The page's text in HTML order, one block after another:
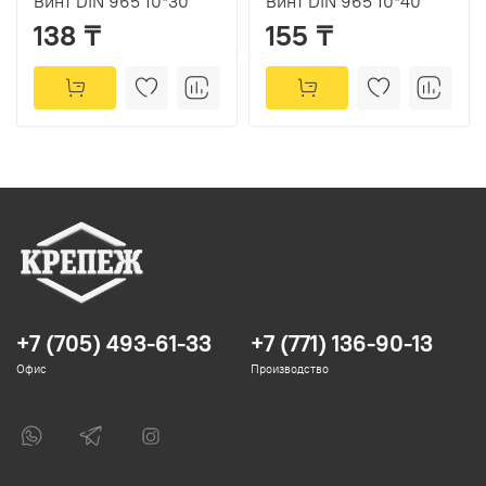
138 ₸ 155 ₸
+7 (705) 493-61-33
Офис
+7 (771) 136-90-13
Производство